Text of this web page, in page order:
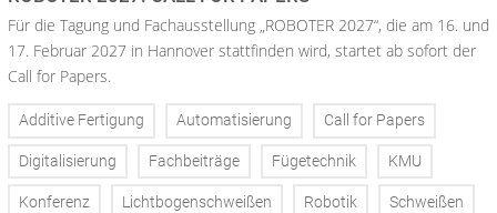
Für die Tagung und Fachausstellung „ROBOTER 2027“, die am 16. und
17. Februar 2027 in Hannover stattfinden wird, startet ab sofort der
Call for Papers.
Additive Fertigung Automatisierung Call for Papers
Digitalisierung Fachbeiträge Fügetechnik KMU
Konferenz Lichtbogenschweißen Robotik Schweißen